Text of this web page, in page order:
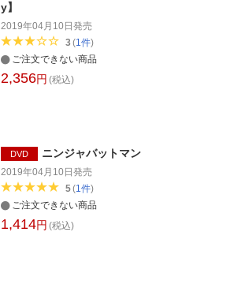
y】
2019年04月10日 発売
3(1件)
ご注文できない商品
2,356円 (税込)
DVD ニンジャバットマン
2019年04月10日 発売
5(1件)
ご注文できない商品
1,414円 (税込)